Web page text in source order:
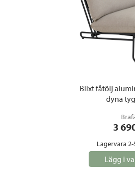
Blixt fåtölj
dyna
3
Lagervara
Lägg i